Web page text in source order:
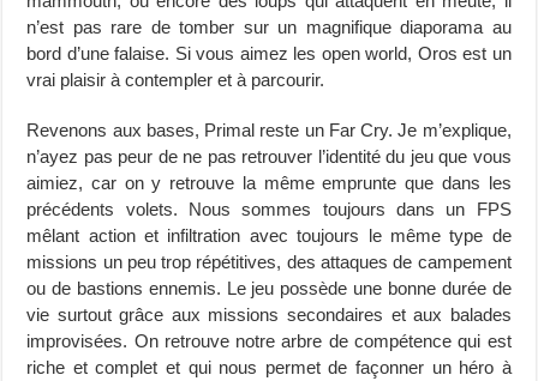
n’est pas rare de tomber sur un magnifique diaporama au
bord d’une falaise. Si vous aimez les open world, Oros est un
vrai plaisir à contempler et à parcourir.
Revenons aux bases, Primal reste un Far Cry. Je m’explique,
n’ayez pas peur de ne pas retrouver l’identité du jeu que vous
aimiez, car on y retrouve la même emprunte que dans les
précédents volets. Nous sommes toujours dans un FPS
mêlant action et infiltration avec toujours le même type de
missions un peu trop répétitives, des attaques de campement
ou de bastions ennemis. Le jeu possède une bonne durée de
vie surtout grâce aux missions secondaires et aux balades
improvisées. On retrouve notre arbre de compétence qui est
riche et complet et qui nous permet de façonner un héro à